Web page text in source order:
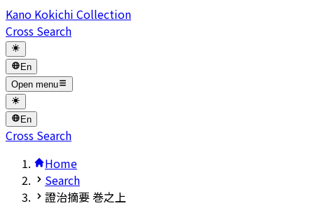
Kano Kokichi Collection
Cross Search
En
Open menu
En
Cross Search
Home
Search
證治摘要 巻之上